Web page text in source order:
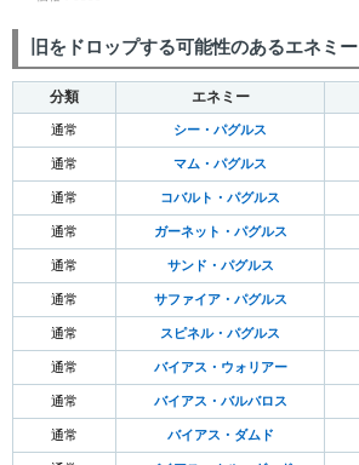
旧をドロップする可能性のあるエネミー
分類 エネミー
通常 シー・パグルス
通常 マム・パグルス
通常 コバルト・パグルス
通常 ガーネット・パグルス
通常 サンド・パグルス
通常 サファイア・パグルス
通常 スピネル・パグルス
通常 バイアス・ウォリアー
通常 バイアス・バルバロス
通常 バイアス・ダムド